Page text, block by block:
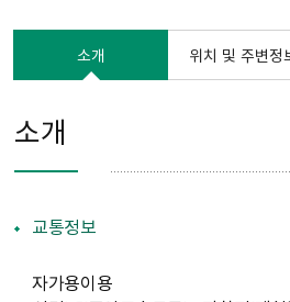
소개 위치 및 주변정
소개
교통정보
자가용이용